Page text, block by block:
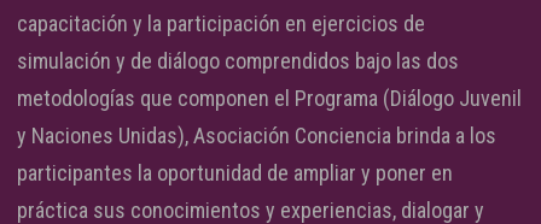
capacitación y la participación en ejercicios de
simulación y de diálogo comprendidos bajo las dos
metodologías que componen el Programa (Diálogo Juvenil
y Naciones Unidas), Asociación Conciencia brinda a los
participantes la oportunidad de ampliar y poner en
práctica sus conocimientos y experiencias, dialogar y